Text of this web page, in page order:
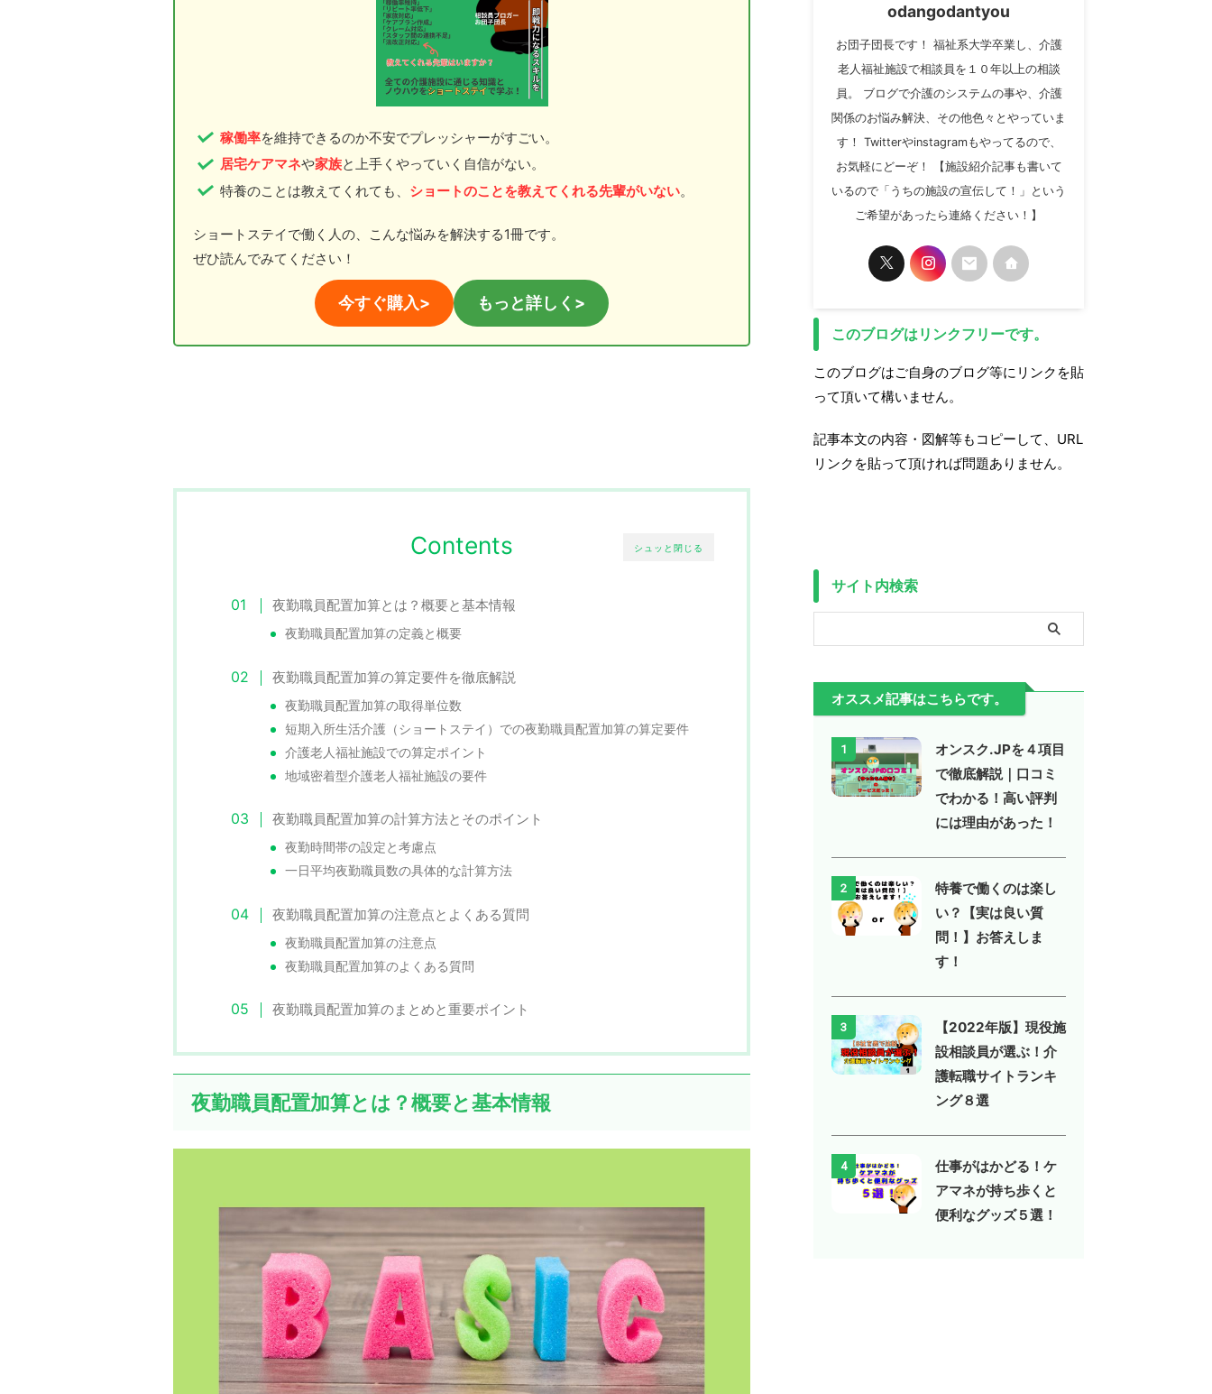
稼働率を維持できるのか不安でプレッシャーがすごい。
居宅ケアマネや家族と上手くやっていく自信がない。
特養のことは教えてくれても、 ショートのことを教えてくれる先輩がいない。
ショートステイで働く人の、こんな悩みを解決する1冊です。
ぜひ読んでみてください！
今すぐ購入> もっと詳しく>
シュッと閉じる
Contents
夜勤職員配置加算とは？概要と基本情報
夜勤職員配置加算の定義と概要
夜勤職員配置加算の算定要件を徹底解説
夜勤職員配置加算の取得単位数
短期入所生活介護（ショートステイ）での夜勤職員配置加算の算定要件
介護老人福祉施設での算定ポイント
地域密着型介護老人福祉施設の要件
夜勤職員配置加算の計算方法とそのポイント
夜勤時間帯の設定と考慮点
一日平均夜勤職員数の具体的な計算方法
夜勤職員配置加算の注意点とよくある質問
夜勤職員配置加算の注意点
夜勤職員配置加算のよくある質問
夜勤職員配置加算のまとめと重要ポイント
夜勤職員配置加算とは？概要と基本情報
odangodantyou
お団子団長です！ 福祉系大学卒業し、介護
老人福祉施設で相談員を１０年以上の相談
員。 ブログで介護のシステムの事や、介護
関係のお悩み解決、その他色々とやっていま
す！ Twitterやinstagramもやってるので、
お気軽にどーぞ！ 【施設紹介記事も書いて
いるので「うちの施設の宣伝して！」という
ご希望があったら連絡ください！】
このブログはリンクフリーです。
このブログはご自身のブログ等にリンクを貼
って頂いて構いません。
記事本文の内容・図解等もコピーして、URL
リンクを貼って頂ければ問題ありません。
サイト内検索
オススメ記事はこちらです。
1
オンスク.JPを４項目
で徹底解説｜口コミ
でわかる！高い評判
には理由があった！
2
特養で働くのは楽し
い？【実は良い質
問！】お答えしま
す！
3
【2022年版】現役施
設相談員が選ぶ！介
護転職サイトランキ
ング８選
4
仕事がはかどる！ケ
アマネが持ち歩くと
便利なグッズ５選！